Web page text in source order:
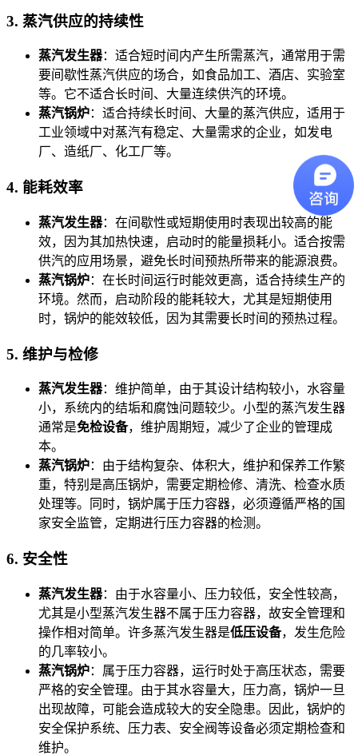
3. 蒸汽供应的持续性
蒸汽发生器：适合短时间内产生所需蒸汽，通常用于需
要间歇性蒸汽供应的场合，如食品加工、酒店、实验室
等。它不适合长时间、大量连续供汽的环境。
蒸汽锅炉：适合持续长时间、大量的蒸汽供应，适用于
工业领域中对蒸汽有稳定、大量需求的企业，如发电
厂、造纸厂、化工厂等。
4. 能耗效率
蒸汽发生器：在间歇性或短期使用时表现出较高的能
效，因为其加热快速，启动时的能量损耗小。适合按需
供汽的应用场景，避免长时间预热所带来的能源浪费。
蒸汽锅炉：在长时间运行时能效更高，适合持续生产的
环境。然而，启动阶段的能耗较大，尤其是短期使用
时，锅炉的能效较低，因为其需要长时间的预热过程。
5. 维护与检修
蒸汽发生器：维护简单，由于其设计结构较小，水容量
小，系统内的结垢和腐蚀问题较少。小型的蒸汽发生器
通常是免检设备，维护周期短，减少了企业的管理成
本。
蒸汽锅炉：由于结构复杂、体积大，维护和保养工作繁
重，特别是高压锅炉，需要定期检修、清洗、检查水质
处理等。同时，锅炉属于压力容器，必须遵循严格的国
家安全监管，定期进行压力容器的检测。
6. 安全性
蒸汽发生器：由于水容量小、压力较低，安全性较高，
尤其是小型蒸汽发生器不属于压力容器，故安全管理和
操作相对简单。许多蒸汽发生器是低压设备，发生危险
的几率较小。
蒸汽锅炉：属于压力容器，运行时处于高压状态，需要
严格的安全管理。由于其水容量大，压力高，锅炉一旦
出现故障，可能会造成较大的安全隐患。因此，锅炉的
安全保护系统、压力表、安全阀等设备必须定期检查和
维护。